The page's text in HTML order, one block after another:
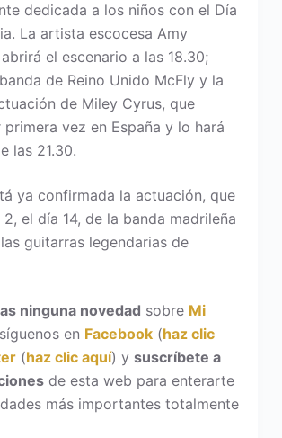
dedicada a los niños con el Día
La artista escocesa Amy
el escenario a las 18.30;
de Reino Unido McFly y la
de Miley Cyrus, que
vez en España y lo hará
las 21.30.
ya confirmada la actuación, que
el día 14, de la banda madrileña
guitarras legendarias de
ninguna novedad sobre Mi
en Facebook(haz clic
(haz clic aquí) y suscríbete a
de esta web para enterarte
más importantes totalmente